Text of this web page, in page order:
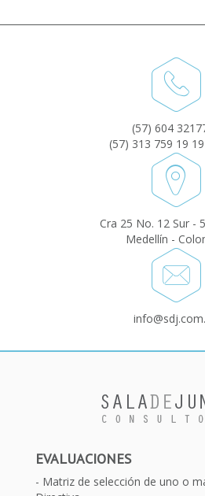
(57) 604
(57) 313 759 19
Cra 25 No. 12 Sur -
Medellín -
EVALUACIONES
Matriz de selección de uno o